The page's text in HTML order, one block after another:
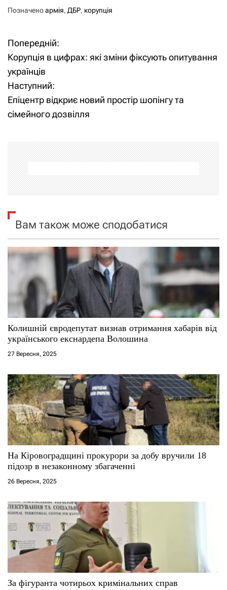
Позначеноармія, ДБР, корупція
Н
а
в
і
а
ц
і
я
з
а
и
с
і
в
Попередній:
Корупція в цифрах: які зміни фіксують опитування
українців
Наступний:
Епіцентр відкриє новий простір шопінгу та
сімейного дозвілля
Вам також може сподобатися
Колишній євродепутат визнав отримання хабарів від
українського екснардепа Волошина
27 Вересня, 2025
На Кіровоградщині прокурори за добу вручили 18
підозр в незаконному збагаченні
26 Вересня, 2025
За фігуранта чотирьох кримінальних справ